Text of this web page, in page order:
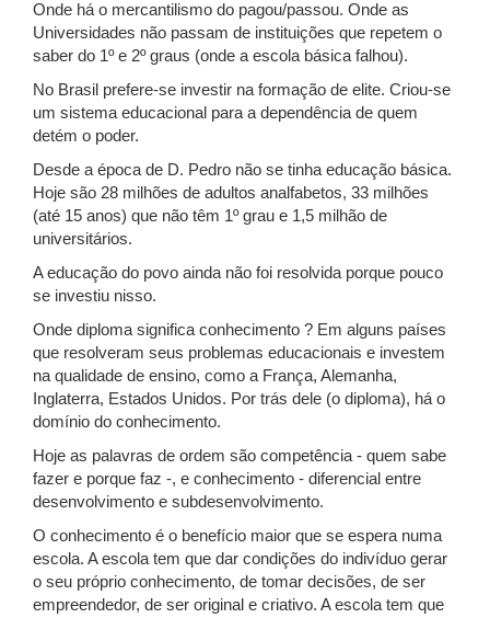
Onde há o mercantilismo do pagou/passou. Onde as
Universidades não passam de instituições que repetem o
saber do 1º e 2º graus (onde a escola básica falhou).
No Brasil prefere-se investir na formação de elite. Criou-se
um sistema educacional para a dependência de quem
detém o poder.
Desde a época de D. Pedro não se tinha educação básica.
Hoje são 28 milhões de adultos analfabetos, 33 milhões
(até 15 anos) que não têm 1º grau e 1,5 milhão de
universitários.
A educação do povo ainda não foi resolvida porque pouco
se investiu nisso.
Onde diploma significa conhecimento ? Em alguns países
que resolveram seus problemas educacionais e investem
na qualidade de ensino, como a França, Alemanha,
Inglaterra, Estados Unidos. Por trás dele (o diploma), há o
domínio do conhecimento.
Hoje as palavras de ordem são competência - quem sabe
fazer e porque faz -, e conhecimento - diferencial entre
desenvolvimento e subdesenvolvimento.
O conhecimento é o benefício maior que se espera numa
escola. A escola tem que dar condições do indivíduo gerar
o seu próprio conhecimento, de tomar decisões, de ser
empreendedor, de ser original e criativo. A escola tem que